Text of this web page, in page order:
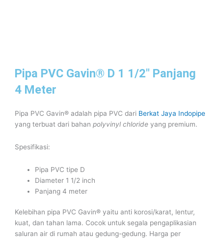
Pipa PVC Gavin® D 1 1/2″ Panjang
4 Meter
Pipa PVC Gavin® adalah pipa PVC dari Berkat Jaya Indopipe
yang terbuat dari bahan polyvinyl chloride yang premium.
Spesifikasi:
Pipa PVC tipe D
Diameter 1 1/2 inch
Panjang 4 meter
Kelebihan pipa PVC Gavin® yaitu anti korosi/karat, lentur,
kuat, dan tahan lama. Cocok untuk segala pengaplikasian
saluran air di rumah atau gedung-gedung. Harga per